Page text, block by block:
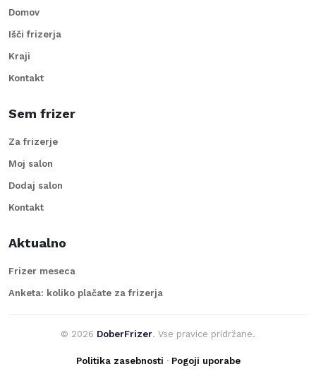
Domov
Išči frizerja
Kraji
Kontakt
Sem frizer
Za frizerje
Moj salon
Dodaj salon
Kontakt
Aktualno
Frizer meseca
Anketa: koliko plačate za frizerja
© 2026 DoberFrizer. Vse pravice pridržane.
Politika zasebnosti · Pogoji uporabe